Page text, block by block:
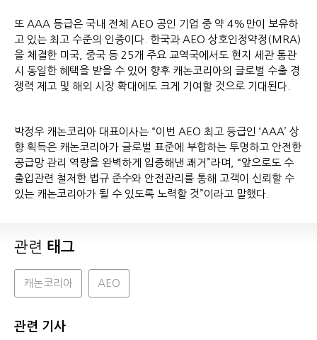
또 AAA 등급은 국내 전체 AEO 공인 기업 중 약 4%만이 보유하
고 있는 최고 수준의 인증이다. 한국과 AEO 상호인정약정(MRA)
을 체결한 미국, 중국 등 25개 주요 교역국에서도 현지 세관 통관
시 동일한 혜택을 받을 수 있어 향후 캐논코리아의 글로벌 수출 경
쟁력 제고 및 해외 시장 확대에도 크게 기여할 것으로 기대된다.
박정우 캐논코리아 대표이사는 “이번 AEO 최고 등급인 ‘AAA’ 상
향 획득은 캐논코리아가 글로벌 표준에 부합하는 투명하고 안전한
공급망 관리 역량을 완벽하게 입증해낸 쾌거”라며, “앞으로도 수
출입관련 철저한 법규 준수와 안전관리를 통해 고객이 신뢰할 수
있는 캐논코리아가 될 수 있도록 노력할 것”이라고 말했다.
관련 태그
캐논코리아 AEO
관련 기사